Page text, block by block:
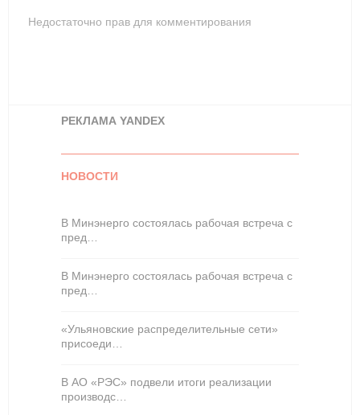
Недостаточно прав для комментирования
РЕКЛАМА YANDEX
НОВОСТИ
В Минэнерго состоялась рабочая встреча с
пред…
В Минэнерго состоялась рабочая встреча с
пред…
«Ульяновские распределительные сети»
присоеди…
В АО «РЭС» подвели итоги реализации
производс…